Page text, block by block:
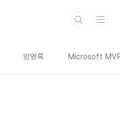
방명록 Microsoft